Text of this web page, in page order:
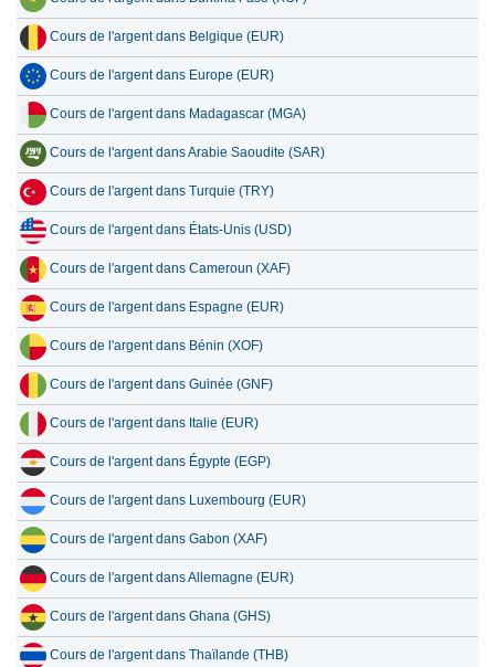
Cours de l'argent dans Belgique (EUR)
Cours de l'argent dans Europe (EUR)
Cours de l'argent dans Madagascar (MGA)
Cours de l'argent dans Arabie Saoudite (SAR)
Cours de l'argent dans Turquie (TRY)
Cours de l'argent dans États-Unis (USD)
Cours de l'argent dans Cameroun (XAF)
Cours de l'argent dans Espagne (EUR)
Cours de l'argent dans Bénin (XOF)
Cours de l'argent dans Guinée (GNF)
Cours de l'argent dans Italie (EUR)
Cours de l'argent dans Égypte (EGP)
Cours de l'argent dans Luxembourg (EUR)
Cours de l'argent dans Gabon (XAF)
Cours de l'argent dans Allemagne (EUR)
Cours de l'argent dans Ghana (GHS)
Cours de l'argent dans Thaïlande (THB)